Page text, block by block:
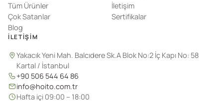
Tüm Ürünler
Çok Satanlar
Blog
İletişim
Sertifikalar
İLETIŞIM
Yakacık Yeni Mah. Balcıdere Sk.A Blok No:2 İç Kapı No: 58
Kartal / İstanbul
+90 506 544 64 86
info@hoito.com.tr
Hafta içi 09:00 – 18:00